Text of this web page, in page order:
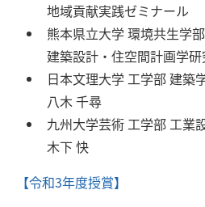
地域貢献実践ゼミナール
熊本県立大学 環境共生学部
建築設計・住空間計画学研
日本文理大学 工学部 建築
八木 千尋
九州大学芸術 工学部 工業
木下 快
【令和3年度授賞】